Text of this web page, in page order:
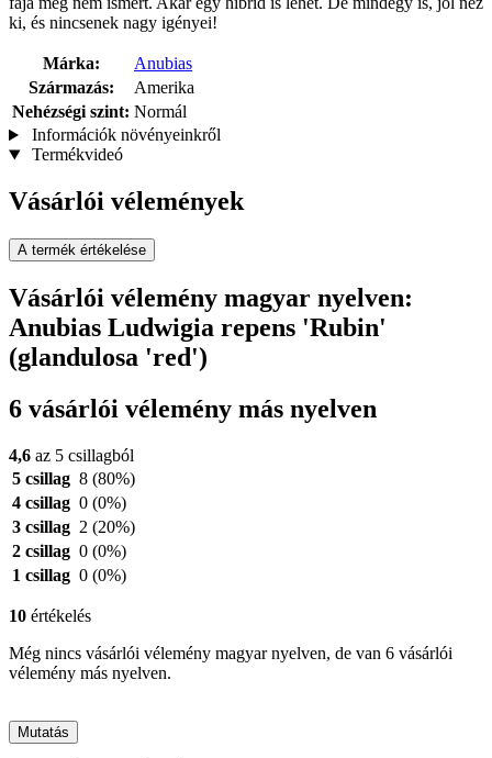
ki, és nincsenek nagy igényei!
Márka:
Anubias
Származás:
Amerika
Nehézségi szint: Normál
Információk növényeinkről
Termékvideó
Vásárlói vélemények
A termék értékelése
Vásárlói vélemény magyar nyelven:
Anubias Ludwigia repens 'Rubin'
(glandulosa 'red')
6 vásárlói vélemény más nyelven
4,6 az 5 csillagból
5 csillag 8 (80%)
4 csillag 0 (0%)
3 csillag 2 (20%)
2 csillag 0 (0%)
1 csillag 0 (0%)
10 értékelés
Még nincs vásárlói vélemény magyar nyelven, de van 6 vásárlói
vélemény más nyelven.
Mutatás